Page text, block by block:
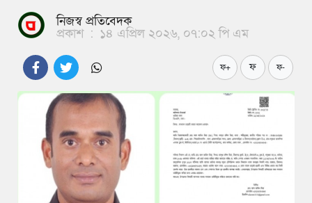
নিজস্ব প্রতিবেদক
প্রকাশ : ১৪ এপ্রিল ২০২৬, ০৭:০২ পি এম
ফ+ ফ ফ-